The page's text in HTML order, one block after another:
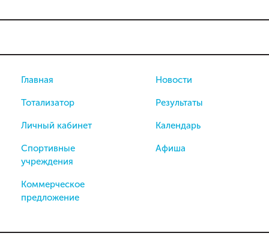
Главная
Тотализатор
Личный кабинет
Спортивные
учреждения
Коммерческое
предложение
Новости
Результаты
Календарь
Афиша